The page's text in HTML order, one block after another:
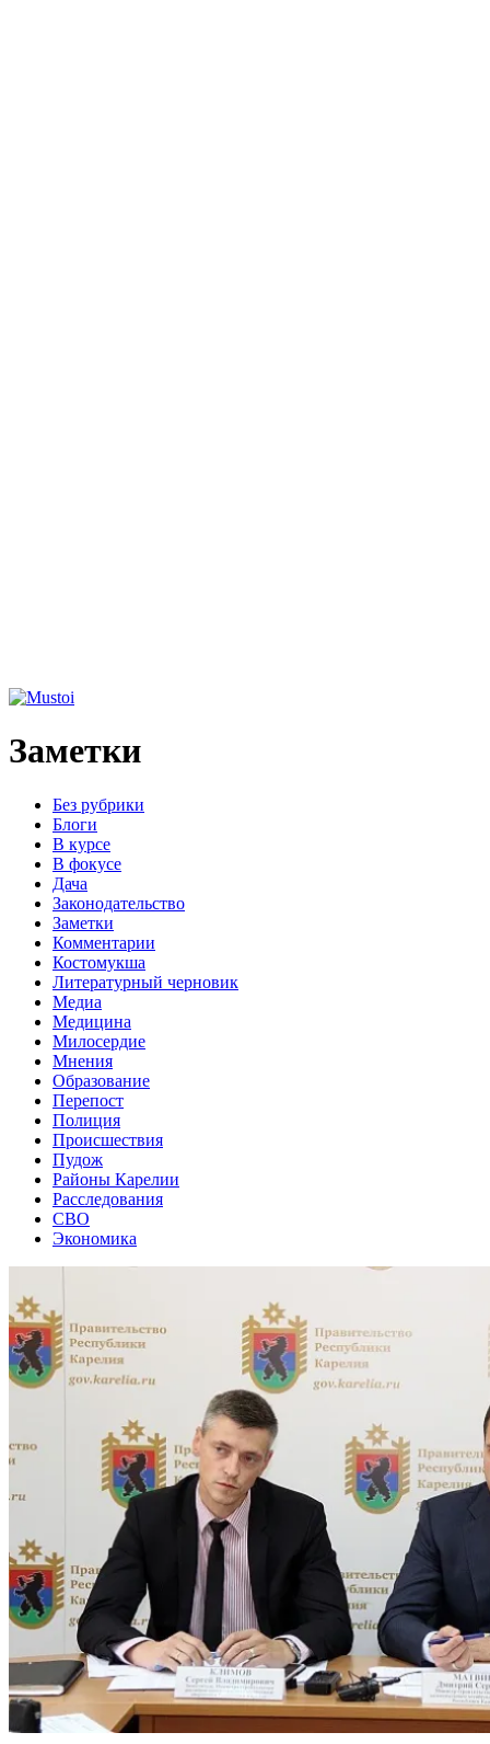
Заметки
Без рубрики
Блоги
В курсе
В фокусе
Дача
Законодательство
Заметки
Комментарии
Костомукша
Литературный черновик
Медиа
Медицина
Милосердие
Мнения
Образование
Перепост
Полиция
Происшествия
Пудож
Районы Карелии
Расследования
СВО
Экономика